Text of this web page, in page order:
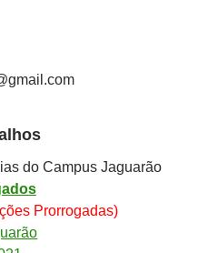
do Campus Jaguarão
Prorrogadas)